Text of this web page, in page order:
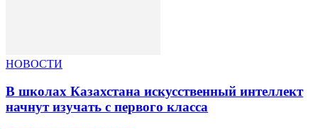
НОВОСТИ
В школах Казахстана искусственный интеллект
начнут изучать с первого класса